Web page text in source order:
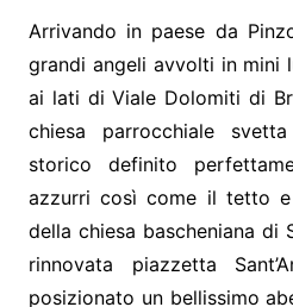
Arrivando in paese da
grandi angeli avvolti in mini
ai lati di Viale Dolomiti di
chiesa parrocchiale
storico definito
azzurri così come il tetto
della chiesa bascheniana di
rinnovata piazzetta
posizionato un bellissimo